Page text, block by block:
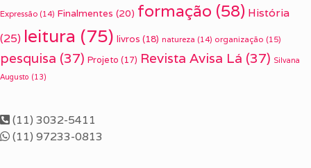
Expressão (14) Finalmentes (20) formação (58) História
(25) leitura (75) livros (18) natureza (14) organização (15)
pesquisa (37) Projeto (17) Revista Avisa Lá (37) Silvana
Augusto (13)
(11) 3032-5411
(11) 97233-0813